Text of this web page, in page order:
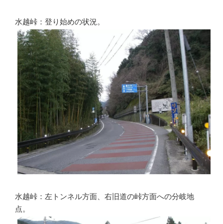
水越峠：登り始めの状況。
水越峠：左トンネル方面、右旧道の峠方面への分岐地
点。